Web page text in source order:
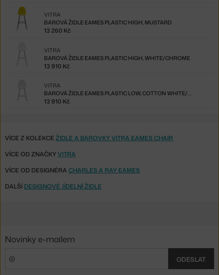
BAROVÁ ŽIDLE EAMES PLASTIC HIGH, MUSTARD
VITRA
13 260 Kč
BAROVÁ ŽIDLE EAMES PLASTIC HIGH, WHITE/CHROME
VITRA
13 910 Kč
BAROVÁ ŽIDLE EAMES PLASTIC LOW, COTTON WHITE/CHROME
VITRA
13 910 Kč
VÍCE Z KOLEKCE ŽIDLE A BAROVKY VITRA EAMES CHAIR
VÍCE OD ZNAČKYVITRA
VÍCE OD DESIGNÉRA CHARLES A RAY EAMES
DALŠÍ DESIGNOVÉ JÍDELNÍ ŽIDLE
Novinky e-mailem
ODESLAT